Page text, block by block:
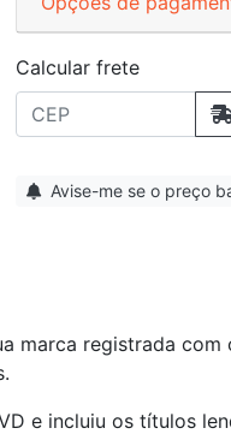
Calcular frete
Avise-me se o preço
registrada com
e incluiu os títulos